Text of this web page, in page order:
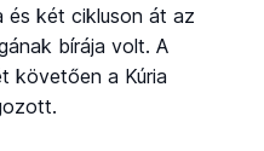
és két cikluson át az
bírája volt. A
követően a Kúria